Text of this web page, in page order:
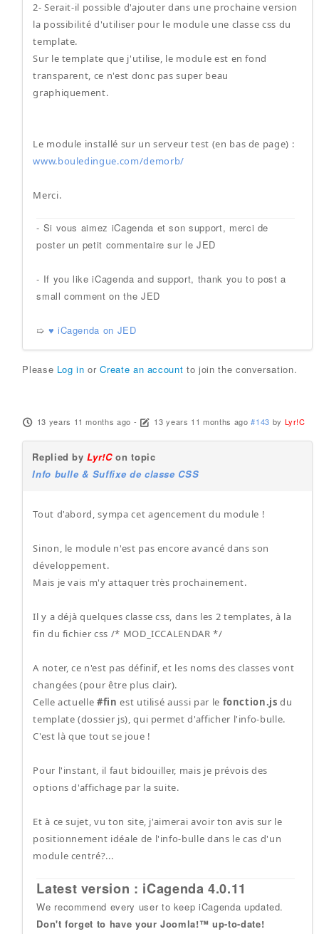
2- Serait-il possible d'ajouter dans une prochaine version
la possibilité d'utiliser pour le module une classe css du
template.
Sur le template que j'utilise, le module est en fond
transparent, ce n'est donc pas super beau
graphiquement.
Le module installé sur un serveur test (en bas de page) :
www.bouledingue.com/demorb/
Merci.
- Si vous aimez iCagenda et son support, merci de
poster un petit commentaire sur le JED
- If you like iCagenda and support, thank you to post a
small comment on the JED
➯ ♥ iCagenda on JED
Please Log in orCreate an account to join the conversation.
13 years 11 months ago - 13 years 11 months ago #143 by Lyr!C
Replied byLyr!Con topic
Info bulle & Suffixe de classe CSS
Tout d'abord, sympa cet agencement du module !
Sinon, le module n'est pas encore avancé dans son
développement.
Mais je vais m'y attaquer très prochainement.
Il y a déjà quelques classe css, dans les 2 templates, à la
fin du fichier css /* MOD_ICCALENDAR */
A noter, ce n'est pas définif, et les noms des classes vont
changées (pour être plus clair).
Celle actuelle#fin est utilisé aussi par le fonction.js du
template (dossier js), qui permet d'afficher l'info-bulle.
C'est là que tout se joue !
Pour l'instant, il faut bidouiller, mais je prévois des
options d'affichage par la suite.
Et à ce sujet, vu ton site, j'aimerai avoir ton avis sur le
positionnement idéale de l'info-bulle dans le cas d'un
module centré?...
Latest version : iCagenda 4.0.11
We recommend every user to keep iCagenda updated.
Don't forget to have your Joomla!™ up-to-date!